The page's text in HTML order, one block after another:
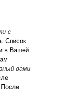
с
Список
в Вашей
вами
После